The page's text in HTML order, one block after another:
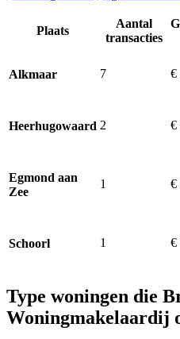
Plaats
Aantal
transacties
Alkmaar 7 €
Heerhugowaard 2 €
Egmond aan
Zee
1 €
Schoorl 1 €
Type woningen die
Woningmakelaardij